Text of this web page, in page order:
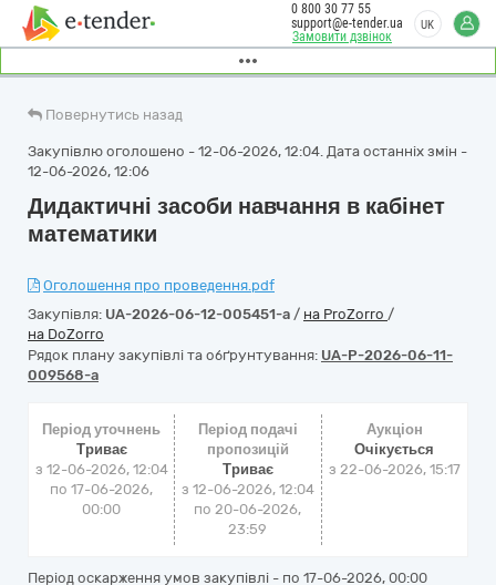
Замовити дзвінок
0 800 30 77 55
support@e-tender.ua
UK
Повернутись назад
Закупівлю оголошено - 12-06-2026, 12:04. Дата останніх змін -
12-06-2026, 12:06
Дидактичні засоби навчання в кабінет
математики
Оголошення про проведення.pdf
Закупівля: UA-2026-06-12-005451-a / на ProZorro /
на DoZorro
Рядок плану закупівлі та обґрунтування: UA-P-2026-06-11-
009568-a
Період уточнень
Триває
з 12-06-2026, 12:04
по 17-06-2026,
00:00
Період подачі
пропозицій
Триває
з 12-06-2026, 12:04
по 20-06-2026,
23:59
Аукціон
Очікується
з 22-06-2026, 15:17
Період оскарження умов закупівлі - по 17-06-2026, 00:00